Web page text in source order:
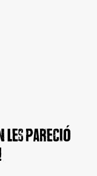
les pareció